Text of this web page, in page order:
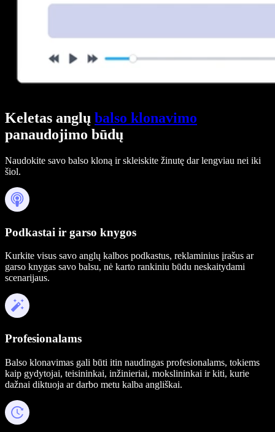
Keletas anglų balso klonavimo
panaudojimo būdų
Naudokite savo balso kloną ir skleiskite žinutę dar lengviau nei iki
šiol.
Podkastai ir garso knygos
Kurkite visus savo anglų kalbos podkastus, reklaminius įrašus ar
garso knygas savo balsu, nė karto rankiniu būdu neskaitydami
scenarijaus.
Profesionalams
Balso klonavimas gali būti itin naudingas profesionalams, tokiems
kaip gydytojai, teisininkai, inžinieriai, mokslininkai ir kiti, kurie
dažnai diktuoja ar darbo metu kalba angliškai.